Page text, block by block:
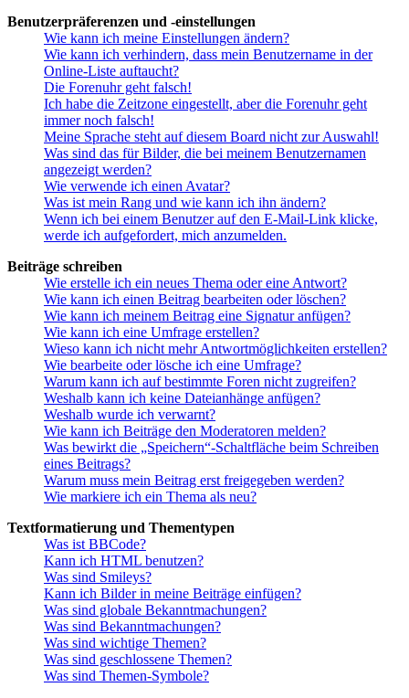
Benutzerpräferenzen und -einstellungen
Wie kann ich meine Einstellungen ändern?
Wie kann ich verhindern, dass mein Benutzername in der
Online-Liste auftaucht?
Die Forenuhr geht falsch!
Ich habe die Zeitzone eingestellt, aber die Forenuhr geht
immer noch falsch!
Meine Sprache steht auf diesem Board nicht zur Auswahl!
Was sind das für Bilder, die bei meinem Benutzernamen
angezeigt werden?
Wie verwende ich einen Avatar?
Was ist mein Rang und wie kann ich ihn ändern?
Wenn ich bei einem Benutzer auf den E-Mail-Link klicke,
werde ich aufgefordert, mich anzumelden.
Beiträge schreiben
Wie erstelle ich ein neues Thema oder eine Antwort?
Wie kann ich einen Beitrag bearbeiten oder löschen?
Wie kann ich meinem Beitrag eine Signatur anfügen?
Wie kann ich eine Umfrage erstellen?
Wieso kann ich nicht mehr Antwortmöglichkeiten erstellen?
Wie bearbeite oder lösche ich eine Umfrage?
Warum kann ich auf bestimmte Foren nicht zugreifen?
Weshalb kann ich keine Dateianhänge anfügen?
Weshalb wurde ich verwarnt?
Wie kann ich Beiträge den Moderatoren melden?
Was bewirkt die „Speichern“-Schaltfläche beim Schreiben
eines Beitrags?
Warum muss mein Beitrag erst freigegeben werden?
Wie markiere ich ein Thema als neu?
Textformatierung und Thementypen
Was ist BBCode?
Kann ich HTML benutzen?
Was sind Smileys?
Kann ich Bilder in meine Beiträge einfügen?
Was sind globale Bekanntmachungen?
Was sind Bekanntmachungen?
Was sind wichtige Themen?
Was sind geschlossene Themen?
Was sind Themen-Symbole?